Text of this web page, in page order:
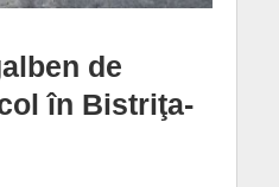
de
în Bistriţa-